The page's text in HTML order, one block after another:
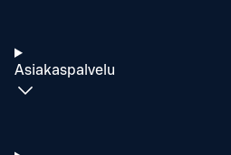
Asiakaspalvelu